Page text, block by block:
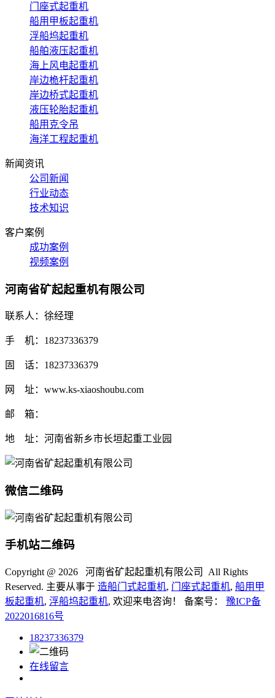
门座式起重机
船用甲板起重机
浮船坞起重机
船舶液压起重机
海上风电起重机
岸边桅杆起重机
岸边桥式起重机
液压轮胎起重机
船用克令吊
海洋工程起重机
新闻资讯
公司新闻
行业动态
技术知识
客户案例
成功案例
视频案例
河南省矿起起重机有限公司
联系人：徐经理
手 机：18237336379
固 话：18237336379
网 址：www.ks-xiaoshoubu.com
邮 箱：
地 址：河南省新乡市长垣起重工业园
微信二维码
手机站二维码
Copyright @ 2026 河南省矿起起重机有限公司 All Rights
Reserved. 主要从事于 造船门式起重机, 门座式起重机, 船用甲
板起重机, 浮船坞起重机, 欢迎来电咨询！ 备案号： 豫ICP备
2022016816号
18237336379
在线留言